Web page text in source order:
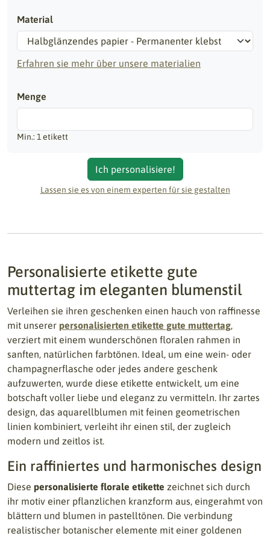
Material
Erfahren sie mehr über unsere materialien
Menge
Min.: 1 etikett
Lassen sie es von einem experten für sie gestalten
Ich personalisiere!
Personalisierte etikette gute
muttertag im eleganten blumenstil
Verleihen sie ihren geschenken einen hauch von raffinesse
mit unserer personalisierten etikette gute muttertag,
verziert mit einem wunderschönen floralen rahmen in
sanften, natürlichen farbtönen. Ideal, um eine wein- oder
champagnerflasche oder jedes andere geschenk
aufzuwerten, wurde diese etikette entwickelt, um eine
botschaft voller liebe und eleganz zu vermitteln. Ihr zartes
design, das aquarellblumen mit feinen geometrischen
linien kombiniert, verleiht ihr einen stil, der zugleich
modern und zeitlos ist.
Ein raffiniertes und harmonisches design
Diese personalisierte florale etikette zeichnet sich durch
ihr motiv einer pflanzlichen kranzform aus, eingerahmt von
blättern und blumen in pastelltönen. Die verbindung
realistischer botanischer elemente mit einer goldenen